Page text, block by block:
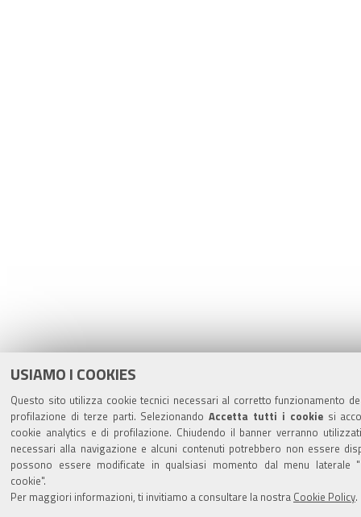
USIAMO I COOKIES
Questo sito utilizza cookie tecnici necessari al corretto funzionamento
profilazione di terze parti. SelezionandoAccetta tutti i cookiesi
cookie analytics e di profilazione. Chiudendo il banner verranno
necessari alla navigazione e alcuni contenuti potrebbero non essere
possono essere modificate in qualsiasi momento dal menu laterale
cookie".
Per maggiori informazioni, ti invitiamo a consultare la nostra Cookie Policy